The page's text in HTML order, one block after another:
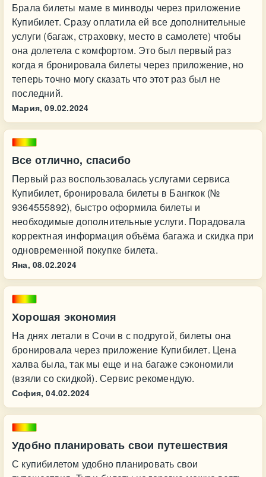
Брала билеты маме в минводы через приложение
Купибилет. Сразу оплатила ей все дополнительные
услуги (багаж, страховку, место в самолете) чтобы
она долетела с комфортом. Это был первый раз
когда я бронировала билеты через приложение, но
теперь точно могу сказать что этот раз был не
последний.
Мария, 09.02.2024
Все отлично, спасибо
Первый раз воспользовалась услугами сервиса
Купибилет, бронировала билеты в Бангкок (№
9364555892), быстро оформила билеты и
необходимые дополнительные услуги. Порадовала
корректная информация объёма багажа и скидка при
одновременной покупке билета.
Яна, 08.02.2024
Хорошая экономия
На днях летали в Сочи в с подругой, билеты она
бронировала через приложение Купибилет. Цена
халва была, так мы еще и на багаже сэкономили
(взяли со скидкой). Сервис рекомендую.
София, 04.02.2024
Удобно планировать свои путешествия
С купибилетом удобно планировать свои